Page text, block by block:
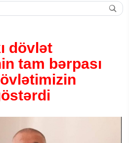
dövlət
tam bərpası